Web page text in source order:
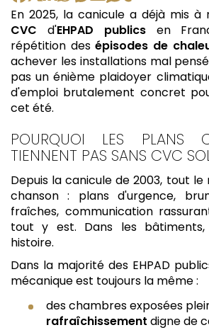
En 2025, la canicule a déjà mis
CVC d'EHPAD publicsen
répétition desépisodes de
achever les installations mal
pas un énième plaidoyer
d'emploi brutalement concret
cet été.
POURQUOI LES PLANS
TIENNENT PAS SANS CVC
Depuis la canicule de 2003, tout
chanson : plans d'urgence,
fraîches, communication
tout y est. Dans les
histoire.
Dans la majorité des EHPAD
mécanique est toujours la même :
des chambres exposées
rafraîchissement digne de